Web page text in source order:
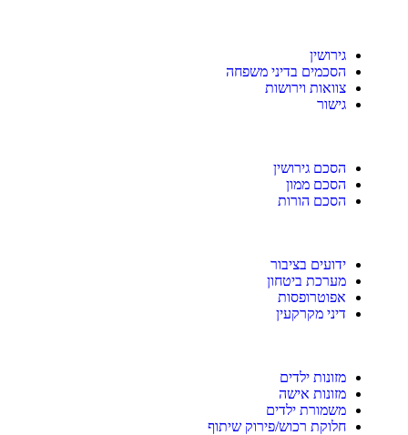
גירושין
הסכמים בדיני משפחה
צוואות וירושות
גישור
הסכם גירושין
הסכם ממון
הסכם הורות
ידועים בציבור
מערכת ביטחון
אפוטרופסות
דיני מקרקעין
מזונות ילדים
מזונות אישה
משמורת ילדים
חלוקת רכוש/פירוק שיתוף